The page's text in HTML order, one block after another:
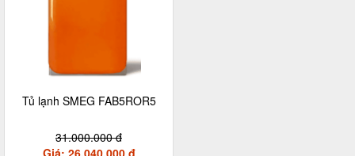
Tủ lạnh SMEG FAB5ROR5
31.000.000 đ
Giá: 26.040.000 đ